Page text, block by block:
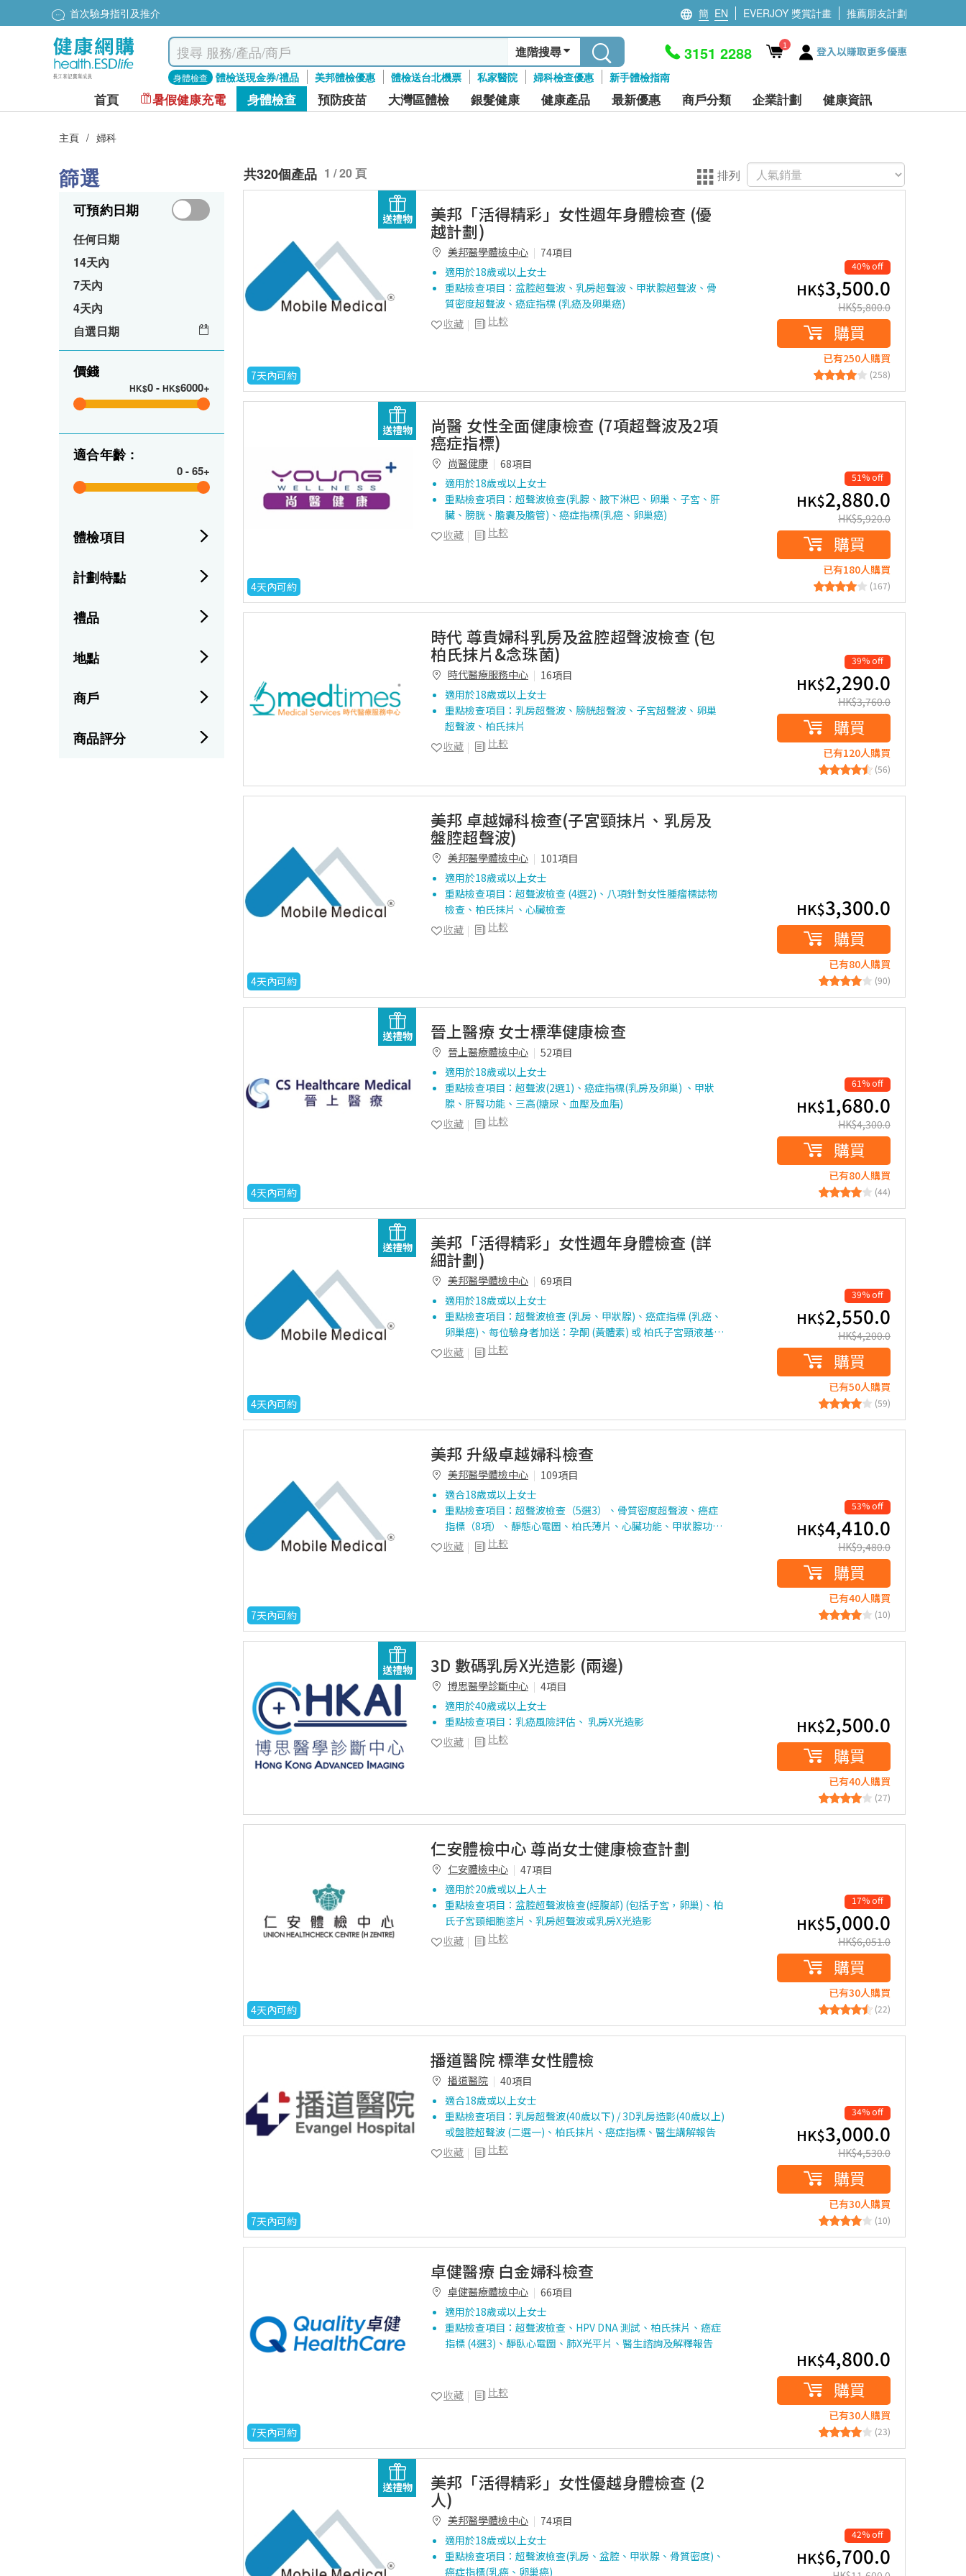
首次驗身指引及推介 簡 EN EVERJOY 獎賞計畫 推薦朋友計劃
進階搜尋
身體檢查 體檢送現金券/禮品 美邦體檢優惠 體檢送台北機票 私家醫院 婦科檢查優惠 新手體檢指南
3151 2288 1 登入以賺取更多優惠
首頁 暑假健康充電 身體檢查 預防疫苗 大灣區體檢 銀髮健康 健康產品 最新優惠 商戶分類 企業計劃 健康資訊
主頁 / 婦科
篩選
可預約日期
任何日期
14天內
7天內
4天內
自選日期
價錢
HK$0- HK$6000+
適合年齡 :
0-65+
體檢項目
計劃特點
禮品
地點
商戶
商品評分
共320個產品 1 / 20 頁 排列
送禮物
7天內可約
美邦「活得精彩」女性週年身體檢查 (優
越計劃)
美邦醫學體檢中心
74項目
適用於18歲或以上女士
重點檢查項目：盆腔超聲波、乳房超聲波、甲狀腺超聲波、骨
質密度超聲波、癌症指標 (乳癌及卵巢癌)
比較
收藏
40% off
HK$3,500.0
HK$5,800.0
購買
已有250人購買
(258)
送禮物
4天內可約
尚醫 女性全面健康檢查 (7項超聲波及2項
癌症指標)
尚醫健康
68項目
適用於18歲或以上女士
重點檢查項目：超聲波檢查(乳腺、腋下淋巴、卵巢、子宮、肝
臟、膀胱、膽囊及膽管)、癌症指標(乳癌、卵巢癌)
比較
收藏
51% off
HK$2,880.0
HK$5,920.0
購買
已有180人購買
(167)
時代 尊貴婦科乳房及盆腔超聲波檢查 (包
柏氏抹片&念珠菌)
時代醫療服務中心
16項目
適用於18歲或以上女士
重點檢查項目：乳房超聲波、膀胱超聲波、子宮超聲波、卵巢
超聲波、柏氏抹片
比較
收藏
39% off
HK$2,290.0
HK$3,760.0
購買
已有120人購買
(56)
4天內可約
美邦 卓越婦科檢查(子宮頸抹片、乳房及
盤腔超聲波)
美邦醫學體檢中心
101項目
適用於18歲或以上女士
重點檢查項目：超聲波檢查 (4選2)、八項針對女性腫瘤標誌物
檢查、柏氏抹片、心臟檢查
比較
收藏
HK$3,300.0
購買
已有80人購買
(90)
送禮物
4天內可約
晉上醫療 女士標準健康檢查
晉上醫療體檢中心
52項目
適用於18歲或以上女士
重點檢查項目：超聲波(2選1)、癌症指標(乳房及卵巢) 、甲狀
腺、肝腎功能、三高(糖尿、血壓及血脂)
比較
收藏
61% off
HK$1,680.0
HK$4,300.0
購買
已有80人購買
(44)
送禮物
4天內可約
美邦「活得精彩」女性週年身體檢查 (詳
細計劃)
美邦醫學體檢中心
69項目
適用於18歲或以上女士
重點檢查項目：超聲波檢查 (乳房、甲狀腺)、癌症指標 (乳癌、
卵巢癌)、每位驗身者加送：孕酮 (黃體素) 或 柏氏子宮頸液基…
比較
收藏
39% off
HK$2,550.0
HK$4,200.0
購買
已有50人購買
(59)
7天內可約
美邦 升級卓越婦科檢查
美邦醫學體檢中心
109項目
適合18歲或以上女士
重點檢查項目：超聲波檢查（5選3）、骨質密度超聲波、癌症
指標（8項）、靜態心電圖、柏氏薄片、心臟功能、甲狀腺功…
比較
收藏
53% off
HK$4,410.0
HK$9,480.0
購買
已有40人購買
(10)
送禮物 3D 數碼乳房X光造影 (兩邊)
博思醫學診斷中心
4項目
適用於40歲或以上女士
重點檢查項目：乳癌風險評估、 乳房X光造影
比較
收藏
HK$2,500.0
購買
已有40人購買
(27)
4天內可約
仁安體檢中心 尊尚女士健康檢查計劃
仁安體檢中心
47項目
適用於20歲或以上人士
重點檢查項目：盆腔超聲波檢查(經腹部) (包括子宮，卵巢)、柏
氏子宮頸細胞塗片、乳房超聲波或乳房X光造影
比較
收藏
17% off
HK$5,000.0
HK$6,051.0
購買
已有30人購買
(22)
7天內可約
播道醫院 標準女性體檢
播道醫院
40項目
適合18歲或以上女士
重點檢查項目：乳房超聲波(40歲以下) / 3D乳房造影(40歲以上)
或盤腔超聲波 (二選一)、柏氏抹片、癌症指標、醫生講解報告
比較
收藏
34% off
HK$3,000.0
HK$4,530.0
購買
已有30人購買
(10)
7天內可約
卓健醫療 白金婦科檢查
卓健醫療體檢中心
66項目
適用於18歲或以上女士
重點檢查項目：超聲波檢查、HPV DNA 測試、柏氏抹片、癌症
指標 (4選3)、靜臥心電圖、肺X光平片、醫生諮詢及解釋報告
比較
收藏
HK$4,800.0
購買
已有30人購買
(23)
送禮物 美邦「活得精彩」女性優越身體檢查 (2
人)
美邦醫學體檢中心
74項目
適用於18歲或以上女士
重點檢查項目：超聲波檢查(乳房、盆腔、甲狀腺、骨質密度)、
癌症指標(乳癌、卵巢癌)
42% off
HK$6,700.0